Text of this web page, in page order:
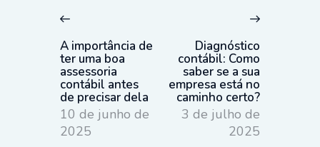
de
Post
post:
A importância de
ter uma boa
assessoria
contábil antes
de precisar dela
10 de junho de
2025
Diagnóstico
contábil: Como
saber se a sua
empresa está no
caminho certo?
3 de julho de
2025